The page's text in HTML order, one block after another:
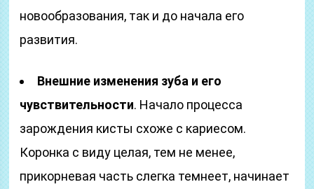
новообразования, так и до начала его
развития.
Внешние изменения зуба и его
чувствительности. Начало процесса
зарождения кисты схоже с кариесом.
Коронка с виду целая, тем не менее,
прикорневая часть слегка темнеет, начинает